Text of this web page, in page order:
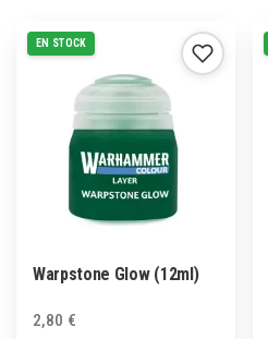
EN STOCK
Warpstone Glow (12ml)
2,80 €